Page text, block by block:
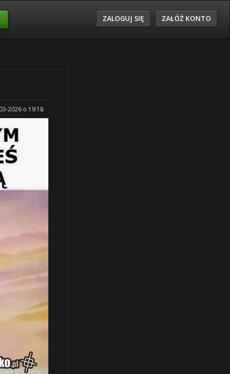
ZALOGUJ SIĘ ZAŁÓŻ KONTO
2026 o 19:18